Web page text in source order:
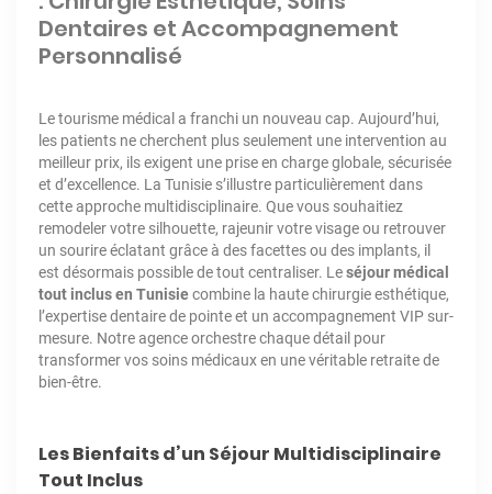
Dentaires et Accompagnement
Personnalisé
Le tourisme médical a franchi un nouveau cap. Aujourd’hui,
les patients ne cherchent plus seulement une intervention au
meilleur prix, ils exigent une prise en charge globale, sécurisée
et d’excellence. La Tunisie s’illustre particulièrement dans
cette approche multidisciplinaire. Que vous souhaitiez
remodeler votre silhouette, rajeunir votre visage ou retrouver
un sourire éclatant grâce à des facettes ou des implants, il
est désormais possible de tout centraliser. Leséjour médical
tout inclus en Tunisiecombine la haute chirurgie esthétique,
l’expertise dentaire de pointe et un accompagnement VIP sur-
mesure. Notre agence orchestre chaque détail pour
transformer vos soins médicaux en une véritable retraite de
bien-être.
Les Bienfaits d’un Séjour Multidisciplinaire
Tout Inclus